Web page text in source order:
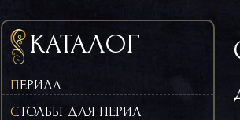
КАТАЛОГ
ПЕРИЛА
СТОЛБЫ ДЛЯ ПЕРИЛ